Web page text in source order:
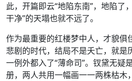
此，开篇即云“地陷东南”，地陷了
干净”的天塌也就不远了。
作为最重要的红楼梦中人，才貌俱
悲剧的时代，结局不是夭亡，就是
一例外都入了“薄命司”。钗黛无疑
册，两人共用一幅画一一两株枯木